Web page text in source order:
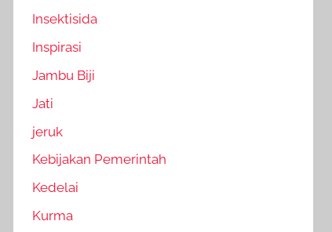
Insektisida
Inspirasi
Jambu Biji
Jati
jeruk
Kebijakan Pemerintah
Kedelai
Kurma